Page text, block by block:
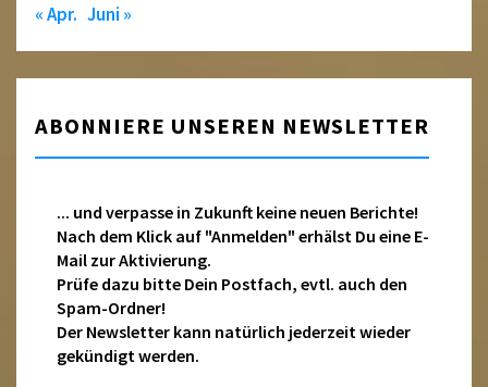
« Apr. Juni »
ABONNIERE UNSEREN NEWSLETTER
... und verpasse in Zukunft keine neuen Berichte!
Nach dem Klick auf "Anmelden" erhälst Du eine E-
Mail zur Aktivierung.
Prüfe dazu bitte Dein Postfach, evtl. auch den
Spam-Ordner!
Der Newsletter kann natürlich jederzeit wieder
gekündigt werden.